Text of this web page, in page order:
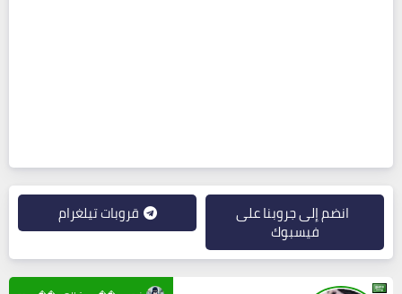
انضم إلى جروبنا على
فيسبوك
قروبات تيلغرام